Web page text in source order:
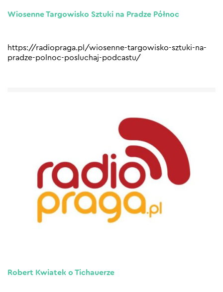
Wiosenne Targowisko Sztuki na Pradze Północ
https://radiopraga.pl/wiosenne-targowisko-sztuki-na-
pradze-polnoc-posluchaj-podcastu/
Robert Kwiatek o Tichauerze